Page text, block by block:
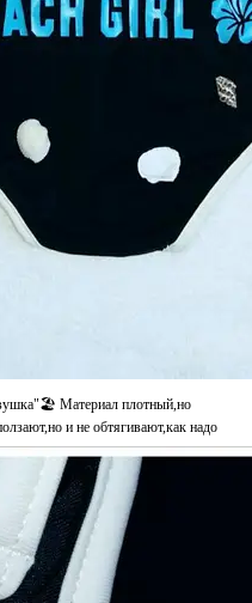
Материал плотный,но
и не обтягивают,как надо